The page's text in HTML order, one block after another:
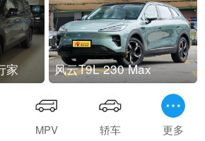
家 风云T9L 230 Max
MPV 轿车 更多